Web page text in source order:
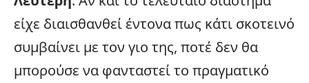
είχε διαισθανθεί έντονα πως κάτι σκοτεινό
συμβαίνει με τον γιο της, ποτέ δεν θα
μπορούσε να φανταστεί το πραγματικό